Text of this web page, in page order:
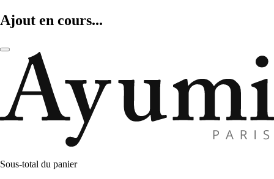
Ajout en cours...
Sous-total du panier